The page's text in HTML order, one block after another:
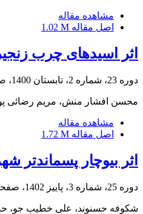
مشاهده مقاله
اصل مقاله 1.02 M
اثر اسیدهای چرب
دوره 23، شماره 2، تابستان 1400، صفحه
محسن افشار منش، مریم رضائی
مشاهده مقاله
اصل مقاله 1.72 M
اثر بیوچار
دوره 25، شماره 3، پاییز 1402، صفحه
شکوفه حسنوند، علی خطیب جو،